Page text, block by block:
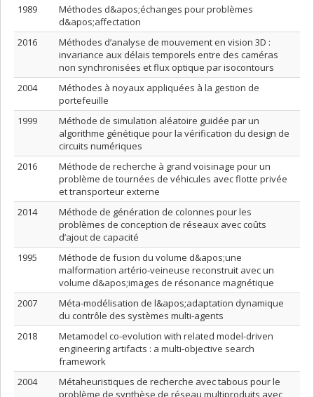
1989
Méthodes d&apos;échanges pour problèmes
d&apos;affectation
2016
Méthodes d’analyse de mouvement en vision 3D :
invariance aux délais temporels entre des caméras
non synchronisées et flux optique par isocontours
2004
Méthodes à noyaux appliquées à la gestion de
portefeuille
1999
Méthode de simulation aléatoire guidée par un
algorithme génétique pour la vérification du design de
circuits numériques
2016
Méthode de recherche à grand voisinage pour un
problème de tournées de véhicules avec flotte privée
et transporteur externe
2014
Méthode de génération de colonnes pour les
problèmes de conception de réseaux avec coûts
d’ajout de capacité
1995
Méthode de fusion du volume d&apos;une
malformation artério-veineuse reconstruit avec un
volume d&apos;images de résonance magnétique
2007
Méta-modélisation de l&apos;adaptation dynamique
du contrôle des systèmes multi-agents
2018
Metamodel co-evolution with related model-driven
engineering artifacts : a multi-objective search
framework
2004
Métaheuristiques de recherche avec tabous pour le
problème de synthèse de réseau multiproduits avec